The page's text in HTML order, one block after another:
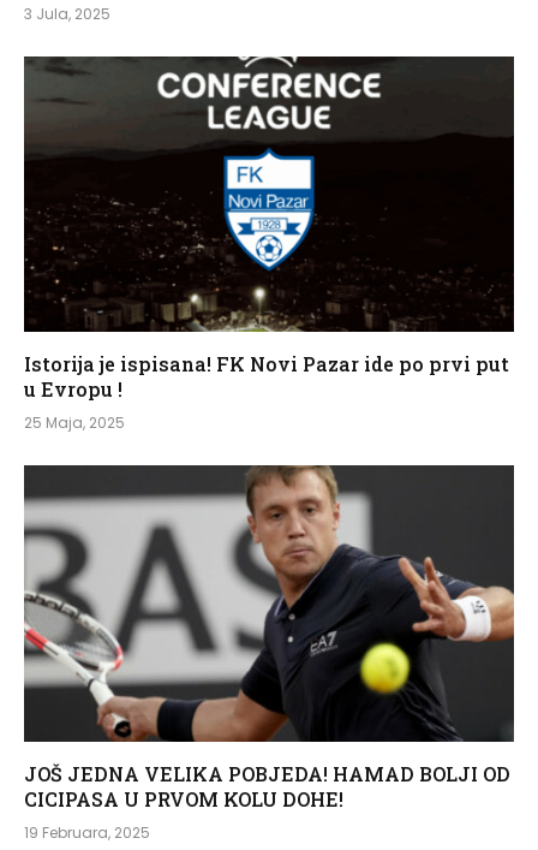
3 Jula, 2025
Istorija je ispisana! FK Novi Pazar ide po prvi put
u Evropu !
25 Maja, 2025
JOŠ JEDNA VELIKA POBJEDA! HAMAD BOLJI OD
CICIPASA U PRVOM KOLU DOHE!
19 Februara, 2025